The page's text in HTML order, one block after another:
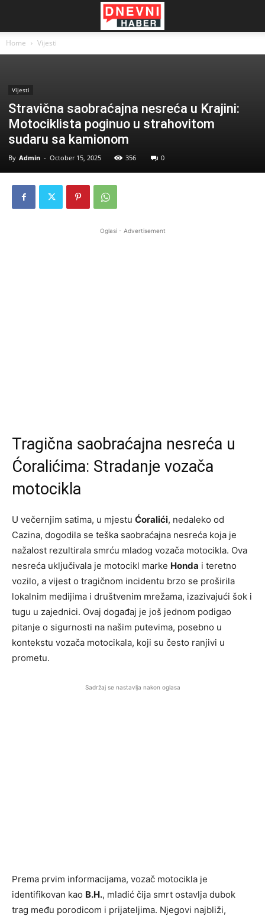
Home Vijesti
Vijesti
Stravična saobraćajna nesreća u Krajini:
Motociklista poginuo u strahovitom
sudaru sa kamionom
By Admin - October 15, 2025 356 0
Oglasi - Advertisement
Tragična saobraćajna nesreća u
Ćoralićima: Stradanje vozača
motocikla
U večernjim satima, u mjestu Ćoralići, nedaleko od
Cazina, dogodila se teška saobraćajna nesreća koja je
nažalost rezultirala smrću mladog vozača motocikla. Ova
nesreća uključivala je motocikl marke Honda i teretno
vozilo, a vijest o tragičnom incidentu brzo se proširila
lokalnim medijima i društvenim mrežama, izazivajući šok i
tugu u zajednici. Ovaj događaj je još jednom podigao
pitanje o sigurnosti na našim putevima, posebno u
kontekstu vozača motocikala, koji su često ranjivi u
prometu.
Sadržaj se nastavlja nakon oglasa
Prema prvim informacijama, vozač motocikla je
identifikovan kao B.H., mladić čija smrt ostavlja dubok
trag među porodicom i prijateljima. Njegovi najbliži,